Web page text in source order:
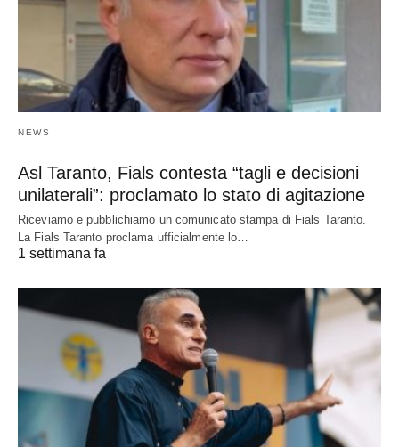
NEWS
Asl Taranto, Fials contesta “tagli e decisioni
unilaterali”: proclamato lo stato di agitazione
Riceviamo e pubblichiamo un comunicato stampa di Fials Taranto.
La Fials Taranto proclama ufficialmente lo…
1 settimana fa